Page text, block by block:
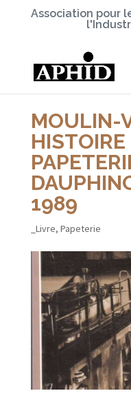
Association pour
MOULIN-
HISTOIRE
1989
_Livre, Papeterie